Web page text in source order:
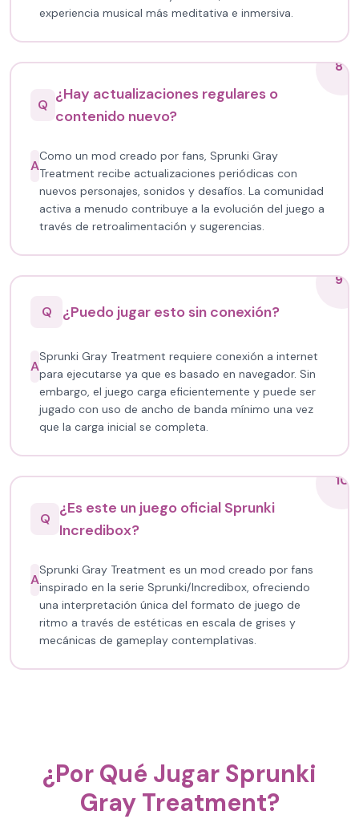
experiencia musical más meditativa e inmersiva.
8
Q
¿Hay actualizaciones regulares o
contenido nuevo?
A
Como un mod creado por fans, Sprunki Gray
Treatment recibe actualizaciones periódicas con
nuevos personajes, sonidos y desafíos. La comunidad
activa a menudo contribuye a la evolución del juego a
través de retroalimentación y sugerencias.
9
Q
¿Puedo jugar esto sin conexión?
A
Sprunki Gray Treatment requiere conexión a internet
para ejecutarse ya que es basado en navegador. Sin
embargo, el juego carga eficientemente y puede ser
jugado con uso de ancho de banda mínimo una vez
que la carga inicial se completa.
10
Q
¿Es este un juego oficial Sprunki
Incredibox?
A
Sprunki Gray Treatment es un mod creado por fans
inspirado en la serie Sprunki/Incredibox, ofreciendo
una interpretación única del formato de juego de
ritmo a través de estéticas en escala de grises y
mecánicas de gameplay contemplativas.
¿Por Qué Jugar Sprunki
Gray Treatment?